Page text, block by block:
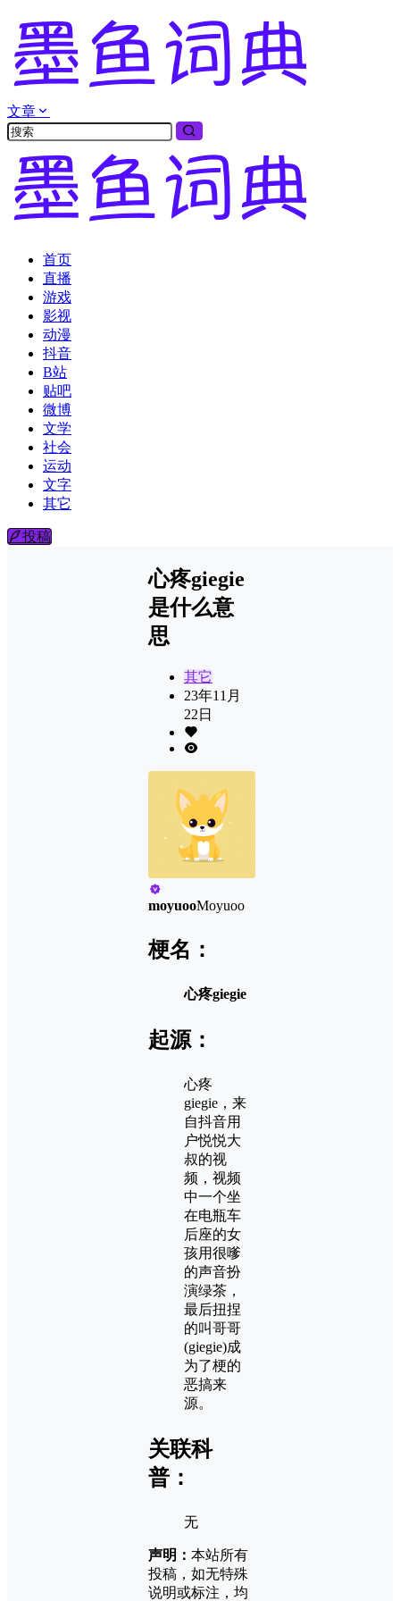
文章
首页
直播
游戏
影视
动漫
抖音
B站
贴吧
微博
文学
社会
运动
文字
其它
投稿
心疼giegie
是什么意
思
其它
23年11月
22日
moyuooMoyuoo
梗名：
心疼giegie
起源：
心疼
giegie，来
自抖音用
户悦悦大
叔的视
频，视频
中一个坐
在电瓶车
后座的女
孩用很嗲
的声音扮
演绿茶，
最后扭捏
的叫哥哥
(giegie)成
为了梗的
恶搞来
源。
关联科
普：
无
声明： 本站所有
投稿，如无特殊
说明或标注，均